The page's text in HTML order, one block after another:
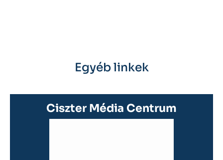
Egyéb linkek
Ciszter Média Centrum